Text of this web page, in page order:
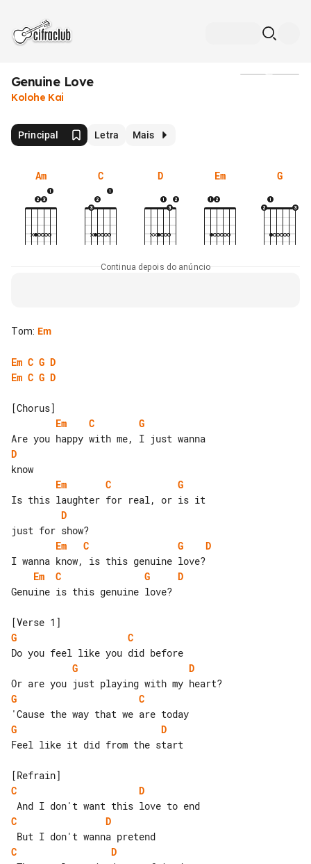
Genuine Love
Kolohe Kai
Principal Letra Mais
Am C D Em G
Continua depois do anúncio
Tom: Em
Em C G D
Em C G D
Em
C
G
D
Em
C
G
D
Em
C G
D
Em
C G
D
Genuine is this genuine love?
G
C
G
D
G
C
G
D
Feel like it did from the start
C
D
C
D
C
D